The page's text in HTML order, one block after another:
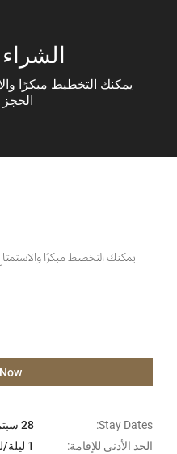
يمكنك التخطيط مبكرًا
يمكنك التخطيط مبكرًا
Stay Dates:
28 سبتمبر 2016 - 28 سبتمبر 2025
الحد الأدنى للإقامة:
1 ليلة/ليالٍ